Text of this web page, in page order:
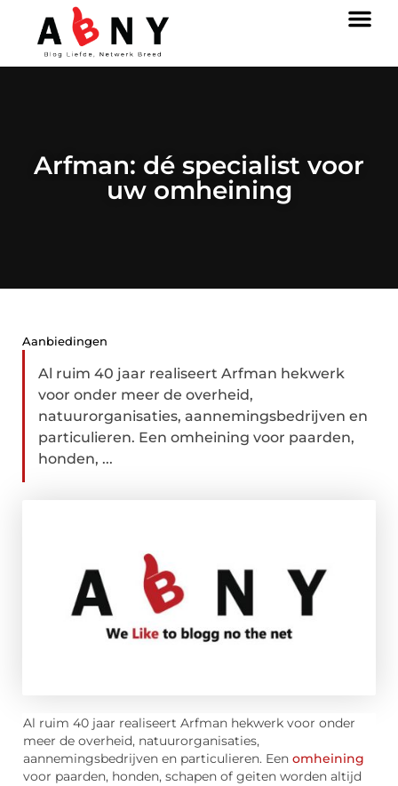
Arfman: dé specialist voor
uw omheining
Aanbiedingen
Al ruim 40 jaar realiseert Arfman hekwerk
voor onder meer de overheid,
natuurorganisaties, aannemingsbedrijven en
particulieren. Een omheining voor paarden,
honden, ...
Al ruim 40 jaar realiseert Arfman hekwerk voor onder
meer de overheid, natuurorganisaties,
aannemingsbedrijven en particulieren. Een omheining
voor paarden, honden, schapen of geiten worden altijd